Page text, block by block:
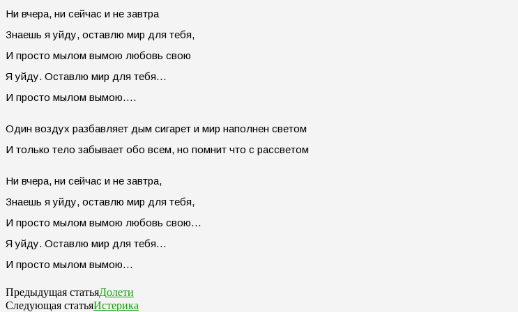
Ни вчера, ни сейчас и не завтра
Знаешь я уйду, оставлю мир для тебя,
И просто мылом вымою любовь свою
Я уйду. Оставлю мир для тебя…
И просто мылом вымою….
Один воздух разбавляет дым сигарет и мир наполнен светом
И только тело забывает обо всем, но помнит что с рассветом
Ни вчера, ни сейчас и не завтра,
Знаешь я уйду, оставлю мир для тебя,
И просто мылом вымою любовь свою…
Я уйду. Оставлю мир для тебя…
И просто мылом вымою…
Предыдущая статьяДолети
Следующая статьяИстерика